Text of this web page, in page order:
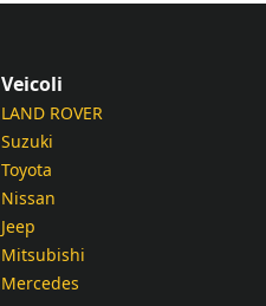
Veicoli
LAND ROVER
Suzuki
Toyota
Nissan
Jeep
Mitsubishi
Mercedes